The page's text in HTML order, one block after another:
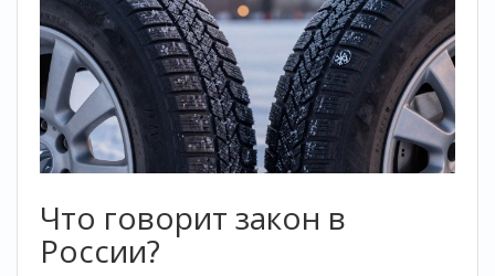
Что говорит закон в
России?